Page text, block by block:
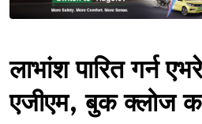
लाभांश पारित गर्न
एजीएम, बुक क्लोज